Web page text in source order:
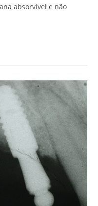
absorvível e não